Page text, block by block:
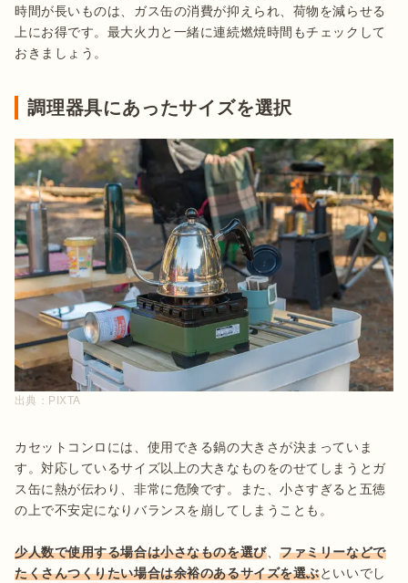
時間が長いものは、ガス缶の消費が抑えられ、荷物を減らせる
上にお得です。最大火力と一緒に連続燃焼時間もチェックして
おきましょう。
調理器具にあったサイズを選択
出典： PIXTA
カセットコンロには、使用できる鍋の大きさが決まっていま
す。対応しているサイズ以上の大きなものをのせてしまうとガ
ス缶に熱が伝わり、非常に危険です。また、小さすぎると五徳
の上で不安定になりバランスを崩してしまうことも。
少人数で使用する場合は小さなものを選び、ファミリーなどで
たくさんつくりたい場合は余裕のあるサイズを選ぶといいでし